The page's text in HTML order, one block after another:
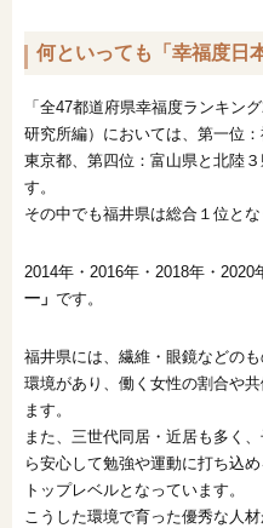
何といっても「幸福度日
「全47都道府県幸福度ランキン
研究所編）においては、第一位
東京都、第四位：富山県と北陸
す。
その中でも福井県は総合１位とな
2014年・2016年・2018年・2020
一」 です。
福井県には、繊維・眼鏡などの
環境があり、働く女性の割合や
ます。
また、三世代同居・近居も多く
ら安心して勉強や運動に打ち込
トップレベルとなっています。
こうした環境で育った優秀な人